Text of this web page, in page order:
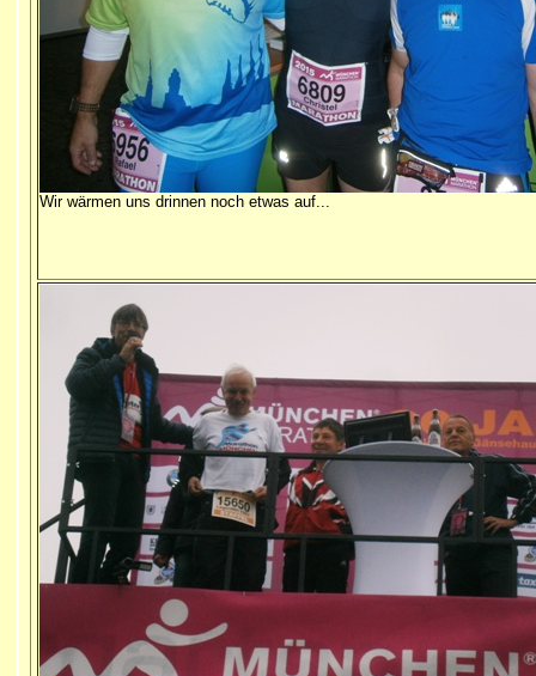
Wir wärmen uns drinnen noch etwas auf...